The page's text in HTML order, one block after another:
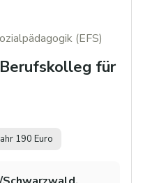
(EFS)
für
190 Euro